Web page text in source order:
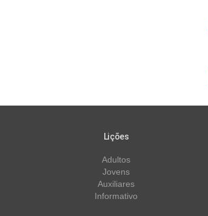
Lições
Adultos
Jovens
Auxiliares
Informativo